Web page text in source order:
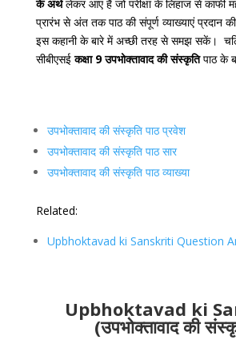
के अर्थलेकर आए हैं जो परीक्षा के लिहाज से काफी
प्रारंभ से अंत तक पाठ की संपूर्ण व्याख्याएं प्रदान
इस कहानी के बारे में अच्छी तरह से समझ सकें।
सीबीएसईकक्षा 9 उपभोक्तावाद की संस्कृतिपाठ के
उपभोक्तावाद की संस्कृति पाठ प्रवेश
उपभोक्तावाद की संस्कृति पाठ सार
उपभोक्तावाद की संस्कृति पाठ व्याख्या
Related:
Upbhoktavad ki Sanskriti Question
Upbhoktavad ki
(उपभोक्तावाद की